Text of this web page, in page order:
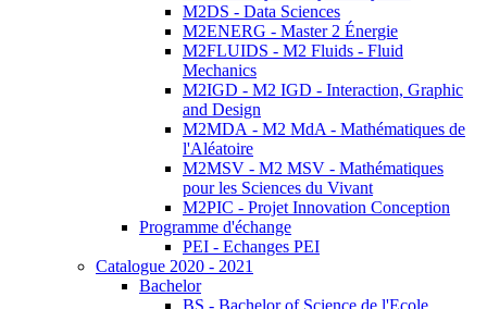
M2DS - Data Sciences
M2ENERG - Master 2 Énergie
M2FLUIDS - M2 Fluids - Fluid
Mechanics
M2IGD - M2 IGD - Interaction, Graphic
and Design
M2MDA - M2 MdA - Mathématiques de
l'Aléatoire
M2MSV - M2 MSV - Mathématiques
pour les Sciences du Vivant
M2PIC - Projet Innovation Conception
Programme d'échange
PEI - Echanges PEI
Catalogue 2020 - 2021
Bachelor
BS - Bachelor of Science de l'Ecole